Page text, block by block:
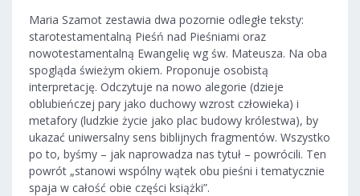
Maria Szamot zestawia dwa pozornie odległe teksty:
starotestamentalną Pieśń nad Pieśniami oraz
nowotestamentalną Ewangelię wg św. Mateusza. Na oba
spogląda świeżym okiem. Proponuje osobistą
interpretację. Odczytuje na nowo alegorie (dzieje
oblubieńczej pary jako duchowy wzrost człowieka) i
metafory (ludzkie życie jako plac budowy królestwa), by
ukazać uniwersalny sens biblijnych fragmentów. Wszystko
po to, byśmy – jak naprowadza nas tytuł – powrócili. Ten
powrót „stanowi wspólny wątek obu pieśni i tematycznie
spaja w całość obie części książki”.